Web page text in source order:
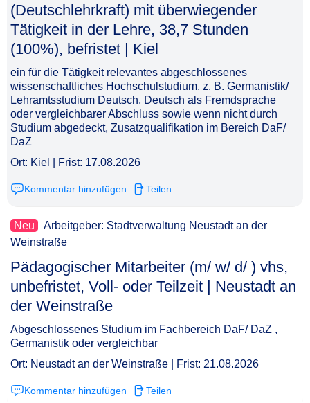
(Deutschlehrkraft) mit überwiegender
Tätigkeit in der Lehre, 38,7 Stunden
(100%), befristet | Kiel​‌‌‌‌​‌​‌‌‌‌​‌‌‌​‌​
ein für die Tätigkeit relevantes abgeschlossenes
wissenschaftliches Hochschulstudium, z. B. Germanistik/
Lehramtsstudium Deutsch, Deutsch als Fremdsprache
oder vergleichbarer Abschluss sowie wenn nicht durch
Studium abgedeckt, Zusatzqualifikation im Bereich DaF/
DaZ
Ort: Kiel | Frist: 17.08.2026
Kommentar hinzufügen Teilen
Neu
Arbeitgeber: Stadtverwaltung Neustadt an der
Weinstraße
Pädagogischer Mitarbeiter (m/ w/ d/ ) vhs,
unbefristet, Voll- oder Teilzeit | Neustadt an
der Weinstraße​‌‌‌‌​‌​‌‌‌‌​‌‌‌​​‌
Abgeschlossenes Studium im Fachbereich DaF/ DaZ ,
Germanistik oder vergleichbar
Ort: Neustadt an der Weinstraße | Frist: 21.08.2026
Kommentar hinzufügen Teilen